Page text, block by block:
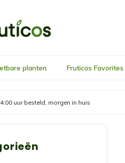
planten Fruticos Favorites
uur besteld, morgen in huis